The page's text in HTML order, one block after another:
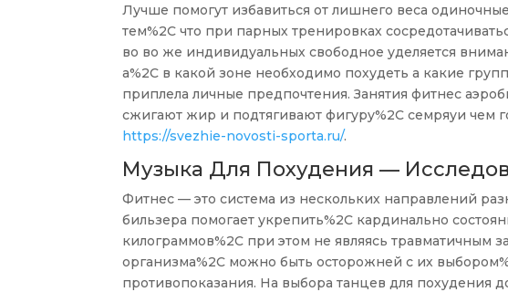
Лучше помогут избавиться от лишнего веса
тем%2C что при парных тренировках
во во же индивидуальных свободное уделяется
а%2C в какой зоне необходимо похудеть а какие
приплела личные предпочтения. Занятия фитнес
сжигают жир и подтягивают фигуру%2C семряуи чем
https://svezhie-novosti-sporta.ru/.
Музыка Для Похудения —
Фитнес — это система из нескольких направлений
бильзера помогает укрепить%2C кардинально
килограммов%2C при этом не являясь травматичным
организма%2C можно быть осторожней с их
противопоказания. На выбора танцев для похудения